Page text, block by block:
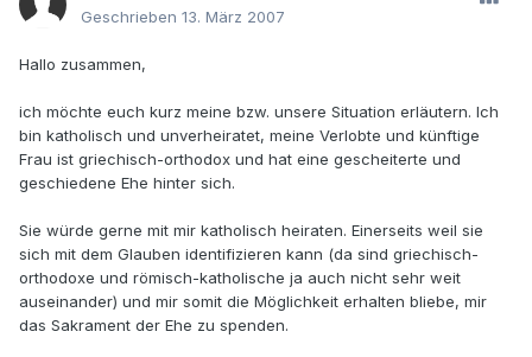
Geschrieben 13. März 2007
Hallo zusammen,
ich möchte euch kurz meine bzw. unsere Situation erläutern. Ich
bin katholisch und unverheiratet, meine Verlobte und künftige
Frau ist griechisch-orthodox und hat eine gescheiterte und
geschiedene Ehe hinter sich.
Sie würde gerne mit mir katholisch heiraten. Einerseits weil sie
sich mit dem Glauben identifizieren kann (da sind griechisch-
orthodoxe und römisch-katholische ja auch nicht sehr weit
auseinander) und mir somit die Möglichkeit erhalten bliebe, mir
das Sakrament der Ehe zu spenden.